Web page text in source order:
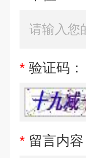
* 验证码：
* 留言内容